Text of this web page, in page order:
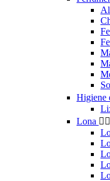
Higiene
Lona  